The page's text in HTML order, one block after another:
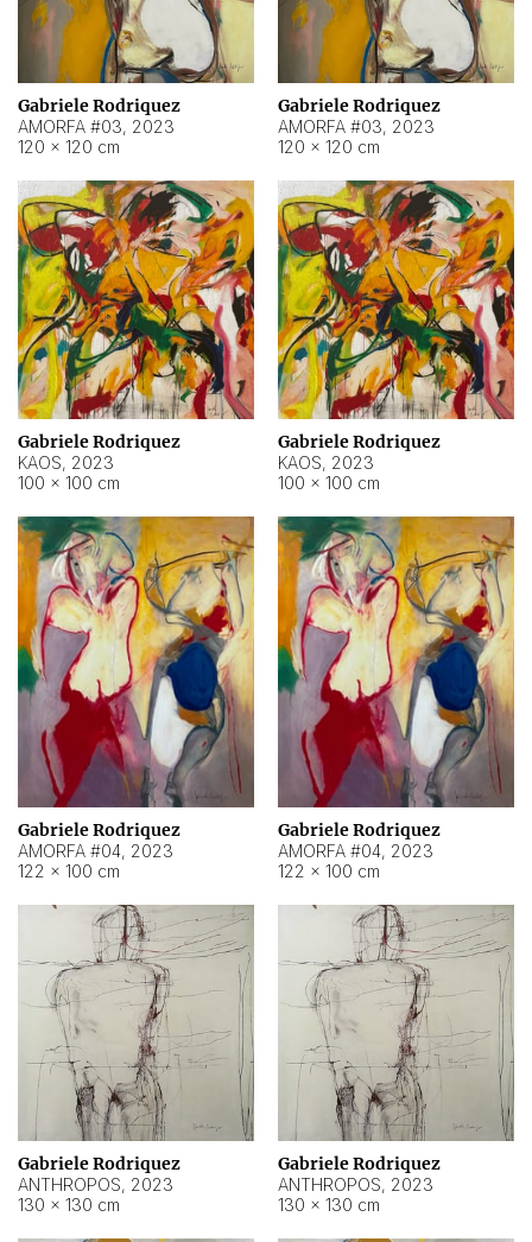
Gabriele Rodriquez
AMORFA #03, 2023
120 × 120 cm
Gabriele Rodriquez
AMORFA #03, 2023
120 × 120 cm
Gabriele Rodriquez
KAOS, 2023
100 × 100 cm
Gabriele Rodriquez
KAOS, 2023
100 × 100 cm
Gabriele Rodriquez
AMORFA #04, 2023
122 × 100 cm
Gabriele Rodriquez
AMORFA #04, 2023
122 × 100 cm
Gabriele Rodriquez
ANTHROPOS, 2023
130 × 130 cm
Gabriele Rodriquez
ANTHROPOS, 2023
130 × 130 cm